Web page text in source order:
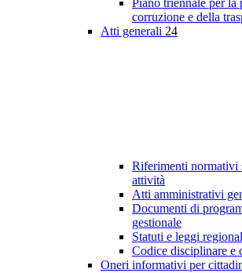
Piano triennale per la
corruzione e della
Atti generali 24
Riferimenti normativi
attività
Atti amministrativi
Documenti di
gestionale
Statuti e leggi
Codice disciplinare e
Oneri informativi per